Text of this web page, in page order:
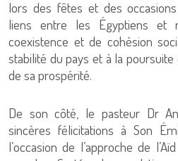
lors des fêtes et des
liens entre les Égyptiens et
coexistence et de cohésion
stabilité du pays et à la
de sa prospérité.
De son côté, le pasteur Dr
sincères félicitations à Son
l’occasion de l’approche de